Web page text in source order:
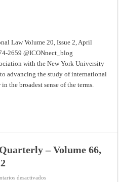
Law Volume 20, Issue 2, April
2659 @ICONnect_blog
with the New York University
advancing the study of international
the broadest sense of the terms.
– Volume 66,
desactivadosen